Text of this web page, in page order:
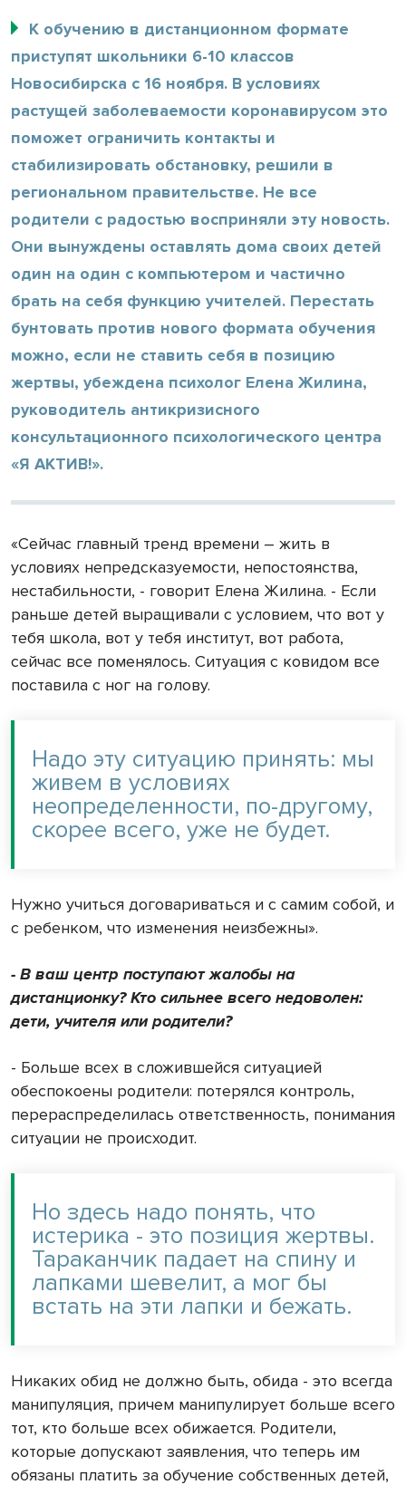
К обучению в дистанционном формате
приступят школьники 6-10 классов
Новосибирска с 16 ноября. В условиях
растущей заболеваемости коронавирусом это
поможет ограничить контакты и
стабилизировать обстановку, решили в
региональном правительстве. Не все
родители с радостью восприняли эту новость.
Они вынуждены оставлять дома своих детей
один на один с компьютером и частично
брать на себя функцию учителей. Перестать
бунтовать против нового формата обучения
можно, если не ставить себя в позицию
жертвы, убеждена психолог Елена Жилина,
руководитель антикризисного
консультационного психологического центра
«Я АКТИВ!».
«Сейчас главный тренд времени – жить в
условиях непредсказуемости, непостоянства,
нестабильности, - говорит Елена Жилина. - Если
раньше детей выращивали с условием, что вот у
тебя школа, вот у тебя институт, вот работа,
сейчас все поменялось. Ситуация с ковидом все
поставила с ног на голову.
Надо эту ситуацию принять: мы
живем в условиях
неопределенности, по-другому,
скорее всего, уже не будет.
Нужно учиться договариваться и с самим собой, и
с ребенком, что изменения неизбежны».
- В ваш центр поступают жалобы на
дистанционку? Кто сильнее всего недоволен:
дети, учителя или родители?
- Больше всех в сложившейся ситуацией
обеспокоены родители: потерялся контроль,
перераспределилась ответственность, понимания
ситуации не происходит.
Но здесь надо понять, что
истерика - это позиция жертвы.
Тараканчик падает на спину и
лапками шевелит, а мог бы
встать на эти лапки и бежать.
Никаких обид не должно быть, обида - это всегда
манипуляция, причем манипулирует больше всего
тот, кто больше всех обижается. Родители,
которые допускают заявления, что теперь им
обязаны платить за обучение собственных детей,